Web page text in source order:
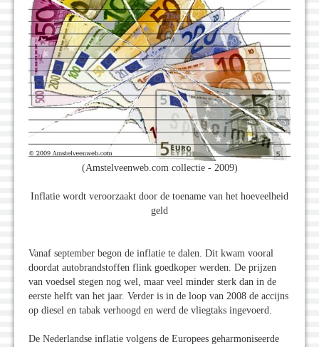
(Amstelveenweb.com collectie - 2009)
Inflatie wordt veroorzaakt door de toename van het hoeveelheid
geld
Vanaf september begon de inflatie te dalen. Dit kwam vooral
doordat autobrandstoffen flink goedkoper werden. De prijzen
van voedsel stegen nog wel, maar veel minder sterk dan in de
eerste helft van het jaar. Verder is in de loop van 2008 de accijns
op diesel en tabak verhoogd en werd de vliegtaks ingevoerd.
De Nederlandse inflatie volgens de Europees geharmoniseerde